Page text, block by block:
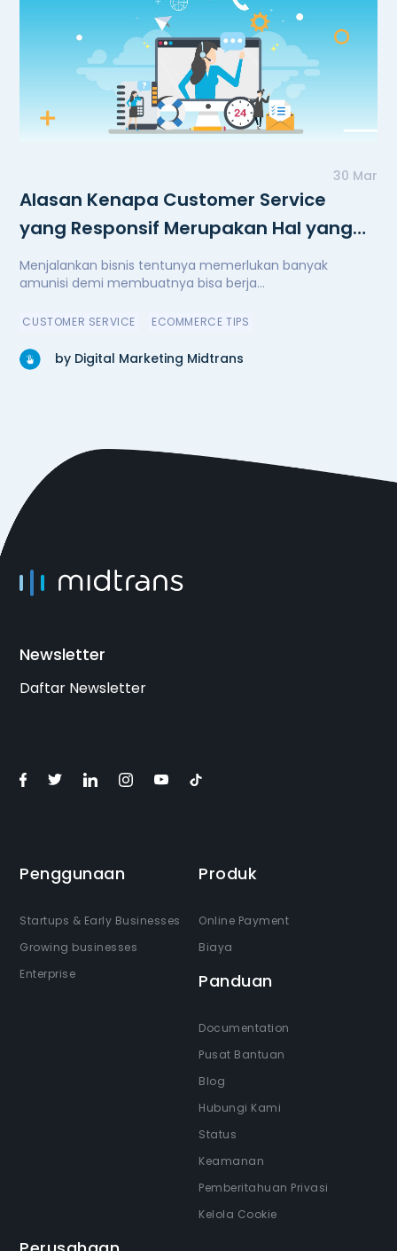
30 Mar
Alasan Kenapa Customer Service
yang Responsif Merupakan Hal yang
Penting
Menjalankan bisnis tentunya memerlukan banyak
amunisi demi membuatnya bisa berja...
CUSTOMER SERVICE ECOMMERCE TIPS
by Digital Marketing Midtrans
Newsletter
Daftar Newsletter
Penggunaan
Startups & Early Businesses
Growing businesses
Enterprise
Produk
Online Payment
Biaya
Panduan
Documentation
Pusat Bantuan
Blog
Hubungi Kami
Status
Keamanan
Pemberitahuan Privasi
Kelola Cookie